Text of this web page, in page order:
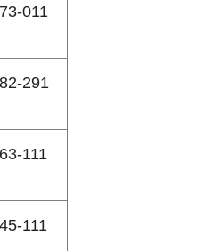
011
291
111
111